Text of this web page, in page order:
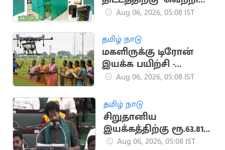
இல்லத்தரசி வீட்டுத்
சூட்டல்
Aug 06, 2026, 05:08 IST
தமிழ் நாடு
மகளிருக்கு டிரோன்
இயக்க பயிற்சி -
அமைச்சர் அறிவிப்பு
Aug 06, 2026, 05:08 IST
தமிழ் நாடு
சிறுதானிய
இயக்கத்திற்கு ரூ.63.81
கோடி நிதி ஒதுக்கீடு:
Aug 06, 2026, 05:08 IST